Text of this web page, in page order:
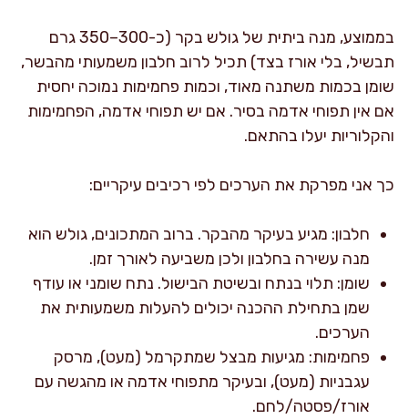
בממוצע, מנה ביתית של גולש בקר (כ-300–350 גרם
תבשיל, בלי אורז בצד) תכיל לרוב חלבון משמעותי מהבשר,
שומן בכמות משתנה מאוד, וכמות פחמימות נמוכה יחסית
אם אין תפוחי אדמה בסיר. אם יש תפוחי אדמה, הפחמימות
והקלוריות יעלו בהתאם.
כך אני מפרקת את הערכים לפי רכיבים עיקריים:
חלבון: מגיע בעיקר מהבקר. ברוב המתכונים, גולש הוא
מנה עשירה בחלבון ולכן משביעה לאורך זמן.
שומן: תלוי בנתח ובשיטת הבישול. נתח שומני או עודף
שמן בתחילת ההכנה יכולים להעלות משמעותית את
הערכים.
פחמימות: מגיעות מבצל שמתקרמל (מעט), מרסק
עגבניות (מעט), ובעיקר מתפוחי אדמה או מהגשה עם
אורז/פסטה/לחם.